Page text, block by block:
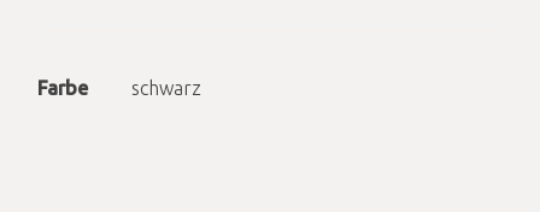
Farbe schwarz